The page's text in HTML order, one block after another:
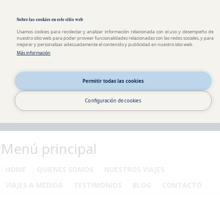
Sobre las cookies en este sitio web
Usamos cookies para recolectar y analizar información relacionada con el uso y desempeño de
nuestro sitio web para poder proveer funcionalidades relacionadas con las redes sociales, y para
mejorar y personalizar adecuadamente el contenido y publicidad en nuestro sitio web.
Más información
Permitir todas las cookies
Configuración de cookies
Menú principal